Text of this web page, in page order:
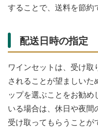
することで、送料を節約
配送日時の指定
ワインセットは、受け
されることが望ましいた
ップを選ぶことをお勧
いる場合は、休日や夜
受け取ってもらうことが